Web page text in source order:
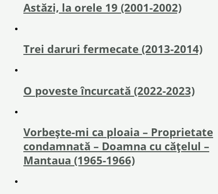
Astăzi, la orele 19 (2001-2002)
Trei daruri fermecate (2013-2014)
O poveste încurcată (2022-2023)
Vorbește-mi ca ploaia – Proprietate
condamnată – Doamna cu cățelul –
Mantaua (1965-1966)